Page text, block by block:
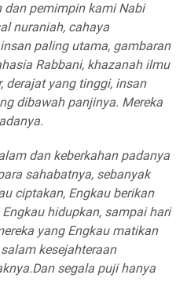
dan pemimpin kami Nabi
nuraniah, cahaya
paling utama, gambaran
Rabbani, khazanah ilmu
derajat yang tinggi, insan
dibawah panjinya. Mereka
dan keberkahan padanya
sahabatnya, sebanyak
ciptakan, Engkau berikan
hidupkan, sampai hari
yang Engkau matikan
kesejahteraan
segala puji hanya